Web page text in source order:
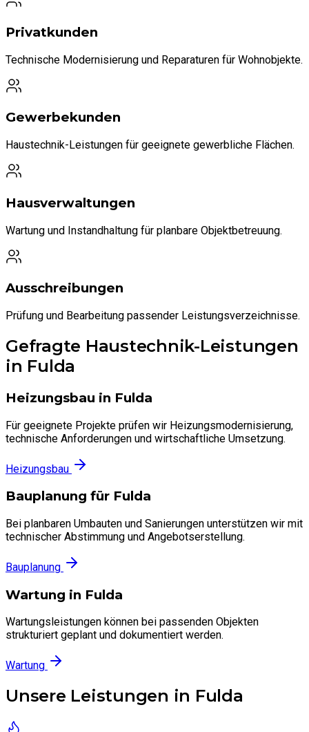
Privatkunden
Technische Modernisierung und Reparaturen für Wohnobjekte.
Gewerbekunden
Haustechnik-Leistungen für geeignete gewerbliche Flächen.
Hausverwaltungen
Wartung und Instandhaltung für planbare Objektbetreuung.
Ausschreibungen
Prüfung und Bearbeitung passender Leistungsverzeichnisse.
Gefragte Haustechnik-Leistungen
in Fulda
Heizungsbau in Fulda
Für geeignete Projekte prüfen wir Heizungsmodernisierung,
technische Anforderungen und wirtschaftliche Umsetzung.
Heizungsbau
Bauplanung für Fulda
Bei planbaren Umbauten und Sanierungen unterstützen wir mit
technischer Abstimmung und Angebotserstellung.
Bauplanung
Wartung in Fulda
Wartungsleistungen können bei passenden Objekten
strukturiert geplant und dokumentiert werden.
Wartung
Unsere Leistungen in Fulda